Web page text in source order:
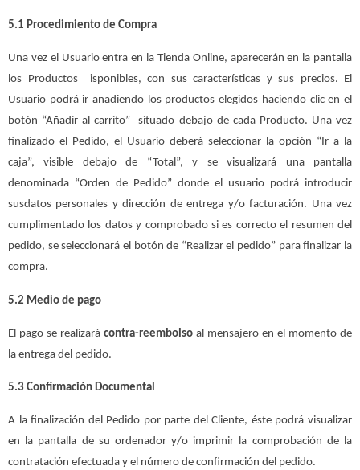
5.1 Procedimiento de Compra
Una vez el Usuario entra en la Tienda Online, aparecerán en la pantalla
los Productos isponibles, con sus características y sus precios. El
Usuario podrá ir añadiendo los productos elegidos haciendo clic en el
botón “Añadir al carrito” situado debajo de cada Producto. Una vez
finalizado el Pedido, el Usuario deberá seleccionar la opción “Ir a la
caja”, visible debajo de “Total”, y se visualizará una pantalla
denominada “Orden de Pedido” donde el usuario podrá introducir
susdatos personales y dirección de entrega y/o facturación. Una vez
cumplimentado los datos y comprobado si es correcto el resumen del
pedido, se seleccionará el botón de “Realizar el pedido” para finalizar la
compra.
5.2 Medio de pago
El pago se realizará contra-reembolso al mensajero en el momento de
la entrega del pedido.
5.3 Confirmación Documental
A la finalización del Pedido por parte del Cliente, éste podrá visualizar
en la pantalla de su ordenador y/o imprimir la comprobación de la
contratación efectuada y el número de confirmación del pedido.